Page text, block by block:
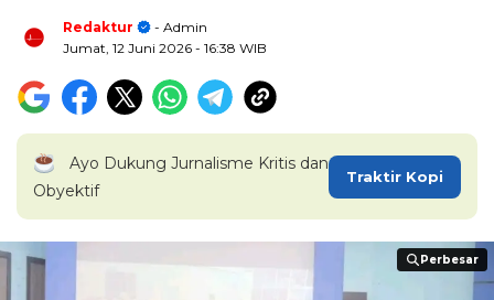
Redaktur
- Admin
Jumat, 12 Juni 2026 - 16:38 WIB
Ayo Dukung Jurnalisme Kritis dan
Obyektif
Traktir Kopi
Perbesar
Perbesar